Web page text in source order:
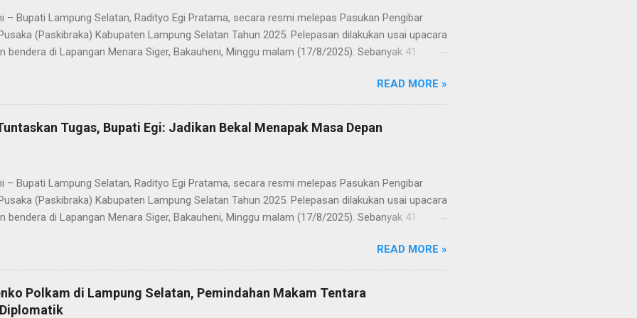
– Bupati Lampung Selatan, Radityo Egi Pratama, secara resmi melepas Pasukan Pengibar
(Paskibraka) Kabupaten Lampung Selatan Tahun 2025. Pelepasan dilakukan usai upacara
bendera di Lapangan Menara Siger, Bakauheni, Minggu malam (17/8/2025). Sebanyak 41
Republik Indonesia di Kabupaten Lampung Selatan, kini resmi menuntaskan
Mereka dilepas dengan penuh apresiasi atas dedikasi, disiplin, dan semangat kebangsaan yang
sepanjang rangkaian acara. Dalam sambutannya, Bupati Egi menyampaikan rasa bangga dan
kepada seluruh anggota Paskibraka, jajaran Forkopimda, Ketua DPRD, pelatih, serta para
Atas n...
READ MORE »
Tugas, Bupati Egi: Jadikan Bekal Menapak Masa Depan
– Bupati Lampung Selatan, Radityo Egi Pratama, secara resmi melepas Pasukan Pengibar
(Paskibraka) Kabupaten Lampung Selatan Tahun 2025. Pelepasan dilakukan usai upacara
bendera di Lapangan Menara Siger, Bakauheni, Minggu malam (17/8/2025). Sebanyak 41
Republik Indonesia di Kabupaten Lampung Selatan, kini resmi menuntaskan
Mereka dilepas dengan penuh apresiasi atas dedikasi, disiplin, dan semangat kebangsaan yang
sepanjang rangkaian acara. Dalam sambutannya, Bupati Egi menyampaikan rasa bangga dan
kepada seluruh anggota Paskibraka, jajaran Forkopimda, Ketua DPRD, pelatih, serta para
READ MORE »
Polkam di Lampung Selatan, Pemindahan Makam Tentara